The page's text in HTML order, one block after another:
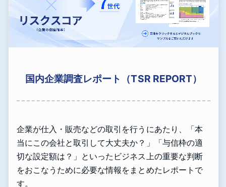
国内企業調査レポート（TSR REPORT）
企業が仕入・販売などの取引を行うにあたり、「本
当にこの会社と取引して大丈夫か？」「与信枠の適
切な設定額は？」といったビジネス上の重要な判断
をおこなうために必要な情報をまとめたレポートで
す。